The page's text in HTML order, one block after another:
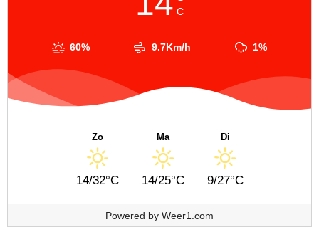
C
60% 9.7Km/h 1%
Zo
14/32°C
Ma
14/25°C
Di
9/27°C
Powered by Weer1.com